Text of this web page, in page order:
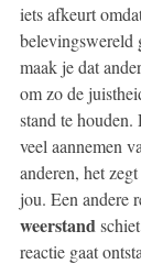
iets afkeurt
belevingswereld
maak je dat
om zo de
stand te
veel aannemen
anderen, het
jou. Een andere
weerstand
reactie gaat